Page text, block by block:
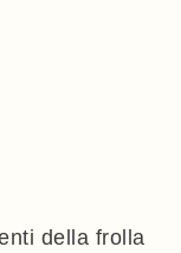
della frolla